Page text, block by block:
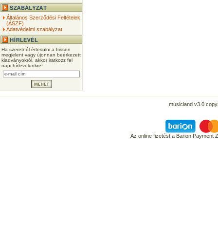
Általános Szerződési Feltételek
(ÁSZF)
Adatvédelmi szabályzat
Ha szeretnél értesülni a frissen
megjelent vagy újonnan beérkezett
kiadványokról, akkor iratkozz fel
napi hírlevelünkre!
musicland v3.0
Az online fizetést a Barion Payment